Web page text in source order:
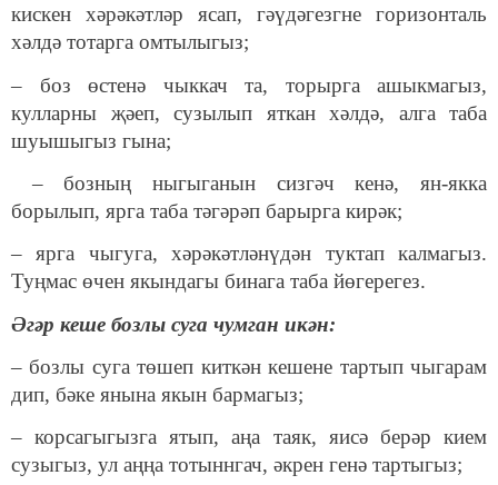
кискен хәрәкәтләр ясап, гәүдәгезгне горизонталь
хәлдә тотарга омтылыгыз;
– боз өстенә чыккач та, торырга ашыкмагыз,
кулларны җәеп, сузылып яткан хәлдә, алга таба
шуышыгыз гына;
– бозның ныгыганын сизгәч кенә, ян-якка
борылып, ярга таба тәгәрәп барырга кирәк;
– ярга чыгуга, хәрәкәтләнүдән туктап калмагыз.
Туңмас өчен якындагы бинага таба йөгерегез.
Әгәр кеше бозлы суга чумган икән:
– бозлы суга төшеп киткән кешене тартып чыгарам
дип, бәке янына якын бармагыз;
– корсагыгызга ятып, аңа таяк, яисә берәр кием
сузыгыз, ул аңңа тотыннгач, әкрен генә тартыгыз;